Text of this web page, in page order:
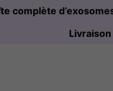
complète
Livraison